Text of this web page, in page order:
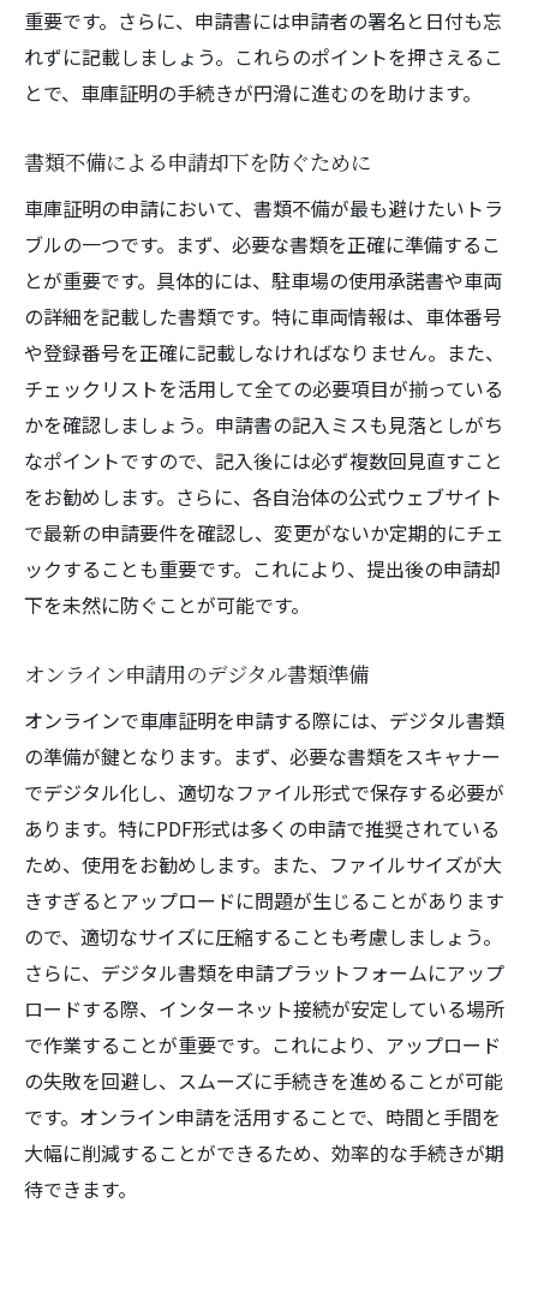
重要です。さらに、申請書には申請者の署名と日付も忘
れずに記載しましょう。これらのポイントを押さえるこ
とで、車庫証明の手続きが円滑に進むのを助けます。
書類不備による申請却下を防ぐために
車庫証明の申請において、書類不備が最も避けたいトラ
ブルの一つです。まず、必要な書類を正確に準備するこ
とが重要です。具体的には、駐車場の使用承諾書や車両
の詳細を記載した書類です。特に車両情報は、車体番号
や登録番号を正確に記載しなければなりません。また、
チェックリストを活用して全ての必要項目が揃っている
かを確認しましょう。申請書の記入ミスも見落としがち
なポイントですので、記入後には必ず複数回見直すこと
をお勧めします。さらに、各自治体の公式ウェブサイト
で最新の申請要件を確認し、変更がないか定期的にチェ
ックすることも重要です。これにより、提出後の申請却
下を未然に防ぐことが可能です。
オンライン申請用のデジタル書類準備
オンラインで車庫証明を申請する際には、デジタル書類
の準備が鍵となります。まず、必要な書類をスキャナー
でデジタル化し、適切なファイル形式で保存する必要が
あります。特にPDF形式は多くの申請で推奨されている
ため、使用をお勧めします。また、ファイルサイズが大
きすぎるとアップロードに問題が生じることがあります
ので、適切なサイズに圧縮することも考慮しましょう。
さらに、デジタル書類を申請プラットフォームにアップ
ロードする際、インターネット接続が安定している場所
で作業することが重要です。これにより、アップロード
の失敗を回避し、スムーズに手続きを進めることが可能
です。オンライン申請を活用することで、時間と手間を
大幅に削減することができるため、効率的な手続きが期
待できます。